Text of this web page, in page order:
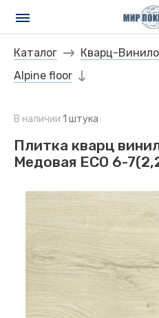
Каталог
Кварц-
Alpine floor
В наличии 1 штука
Плитка кварц
Медовая ЕСО 6-